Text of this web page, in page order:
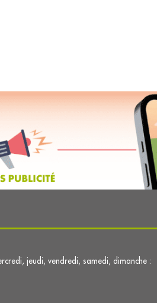
jeudi, vendredi, samedi, dimanche :